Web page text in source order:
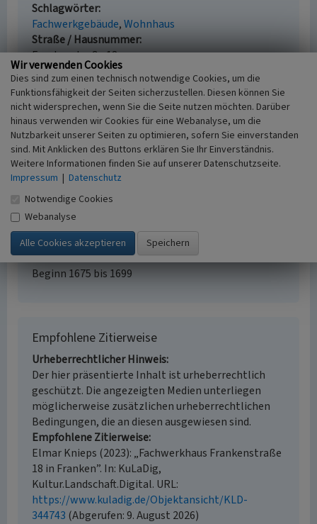
Schlagwörter
Fachwerkgebäude Wohnhaus
Straße / Hausnummer
Frankenstraße 18
Ort
53489 Sinzig - Franken
Gesetzlich geschütztes Kulturdenkmal
Geschütztes Kulturdenkmal gem. § 8 DSchG
Rheinland-Pfalz
Fachsicht(en)
Kulturlandschaftspflege, Denkmalpflege
Erfassungsmaßstab
i.d.R. 1:5.000 (größer als 1:20.000)
Erfassungsmethode
Literaturauswertung, Geländebegehung/-
kartierung
Historischer Zeitraum
Beginn 1675 bis 1699
Empfohlene Zitierweise
Urheberrechtlicher Hinweis
Der hier präsentierte Inhalt ist urheberrechtlich
geschützt. Die angezeigten Medien unterliegen
möglicherweise zusätzlichen urheberrechtlichen
Bedingungen, die an diesen ausgewiesen sind.
Empfohlene Zitierweise
Elmar Knieps (2023): „Fachwerkhaus Frankenstraße
18 in Franken”. In: KuLaDig,
Kultur.Landschaft.Digital. URL:
https://www.kuladig.de/Objektansicht/KLD-
344743 (Abgerufen: 9. August 2026)
Wir verwenden Cookies
Dies sind zum einen technisch notwendige Cookies, um die
Funktionsfähigkeit der Seiten sicherzustellen. Diesen können Sie
nicht widersprechen, wenn Sie die Seite nutzen möchten. Darüber
hinaus verwenden wir Cookies für eine Webanalyse, um die
Nutzbarkeit unserer Seiten zu optimieren, sofern Sie einverstanden
sind. Mit Anklicken des Buttons erklären Sie Ihr Einverständnis.
Weitere Informationen finden Sie auf unserer Datenschutzseite.
Impressum | Datenschutz
Notwendige Cookies
Webanalyse